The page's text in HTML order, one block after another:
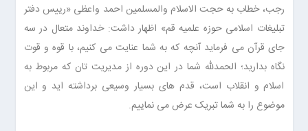
رجب، خطاب به حجت الاسلام والمسلمین احمد واعظی «رییس دفتر
تبلیغات اسلامی حوزه علمیه قم» اظهار داشت: خداوند متعال در سه
جای قرآن می فرماید آنچه که به شما عنایت می کنیم، با قوه و قوت
نگاه بدارید؛ الحمدلله شما در این دوره از مدیریت تان که مربوط به
اسلام و انقلاب است، قدم های بسیار وسیعی برداشته اید و این
موضوع را به شما تبریک عرض می نماییم.